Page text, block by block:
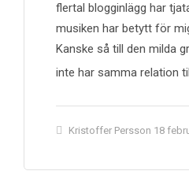
flertal blogginlägg har
musiken har betytt för
Kanske så till den milda
inte har samma relation
Kristoffer Persson 18